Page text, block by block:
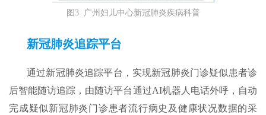
图3 广州妇儿中心新冠肺炎疾病科普
新冠肺炎追踪平台
通过新冠肺炎追踪平台，实现新冠肺炎门诊疑似患者诊
后智能随访追踪，由随访平台通过AI机器人电话外呼，自动
完成疑似新冠肺炎门诊患者流行病史及健康状况数据的采